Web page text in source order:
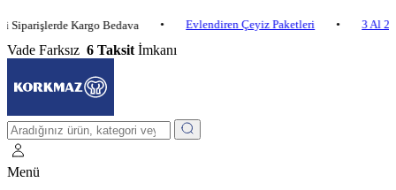
Kargo Bedava • Evlendiren Çeyiz Paketleri • 3 Al 2 Öde
Vade Farksız 6 Taksit İmkanı
Menü